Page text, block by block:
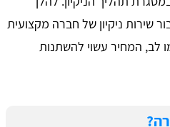
שירות ניקיון של חברה מקצועית
לב, המחיר עשוי להשתנות